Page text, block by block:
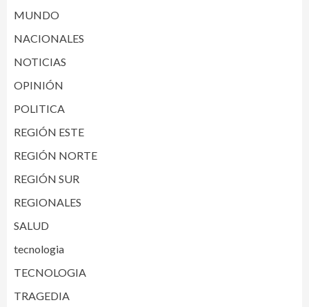
MUNDO
NACIONALES
NOTICIAS
OPINIÓN
POLITICA
REGIÓN ESTE
REGIÓN NORTE
REGIÓN SUR
REGIONALES
SALUD
tecnologia
TECNOLOGIA
TRAGEDIA